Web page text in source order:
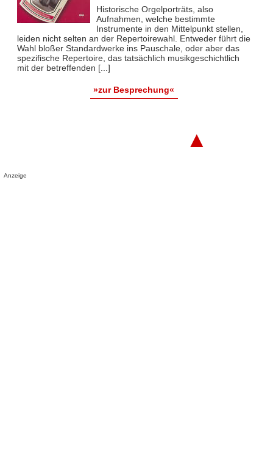
Historische Orgelporträts, also
Aufnahmen, welche bestimmte
Instrumente in den Mittelpunkt stellen,
leiden nicht selten an der Repertoirewahl. Entweder führt die
Wahl bloßer Standardwerke ins Pauschale, oder aber das
spezifische Repertoire, das tatsächlich musikgeschichtlich
mit der betreffenden [...]
»zur Besprechung«
▲
Anzeige